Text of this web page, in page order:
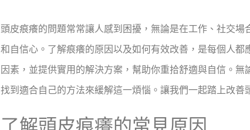
頭皮痕癢的問題常常讓人感到困擾，無論是在工作、社交
和自信心。了解痕癢的原因以及如何有效改善，是每個人
因素，並提供實用的解決方案，幫助你重拾舒適與自信。
找到適合自己的方法來緩解這一煩惱。讓我們一起踏上改善